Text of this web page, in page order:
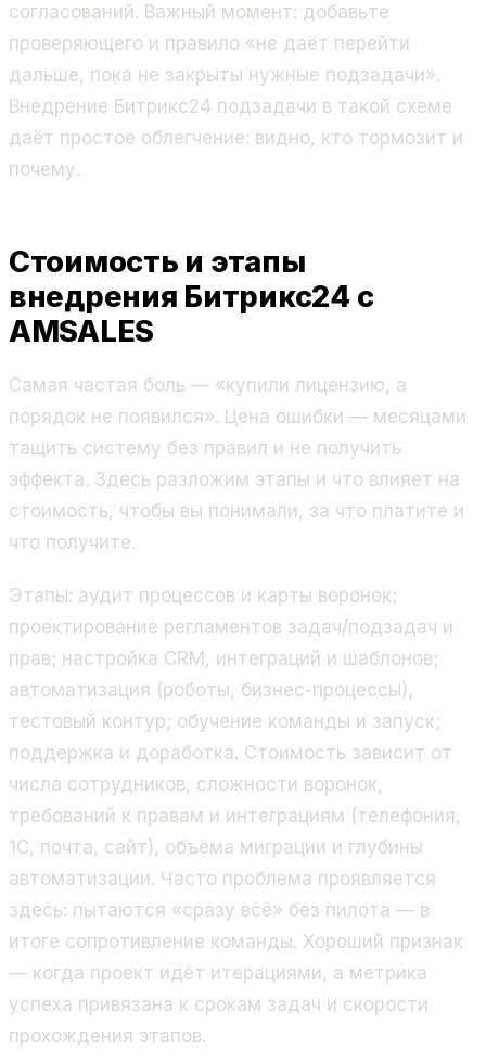
согласований. Важный момент: добавьте
проверяющего и правило «не даёт перейти
дальше, пока не закрыты нужные подзадачи».
Внедрение Битрикс24 подзадачи в такой схеме
даёт простое облегчение: видно, кто тормозит и
почему.
Стоимость и этапы
внедрения Битрикс24 с
AMSALES
Самая частая боль — «купили лицензию, а
порядок не появился». Цена ошибки — месяцами
тащить систему без правил и не получить
эффекта. Здесь разложим этапы и что влияет на
стоимость, чтобы вы понимали, за что платите и
что получите.
Этапы: аудит процессов и карты воронок;
проектирование регламентов задач/подзадач и
прав; настройка CRM, интеграций и шаблонов;
автоматизация (роботы, бизнес-процессы),
тестовый контур; обучение команды и запуск;
поддержка и доработка. Стоимость зависит от
числа сотрудников, сложности воронок,
требований к правам и интеграциям (телефония,
1С, почта, сайт), объёма миграции и глубины
автоматизации. Часто проблема проявляется
здесь: пытаются «сразу всё» без пилота — в
итоге сопротивление команды. Хороший признак
— когда проект идёт итерациями, а метрика
успеха привязана к срокам задач и скорости
прохождения этапов.